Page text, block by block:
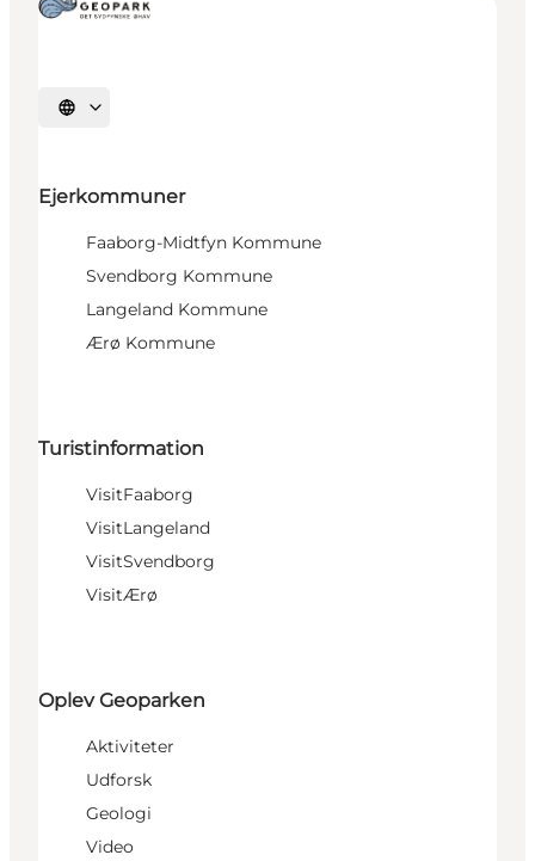
Vælg sprog
Ejerkommuner
Faaborg-Midtfyn Kommune
Svendborg Kommune
Langeland Kommune
Ærø Kommune
Turistinformation
VisitFaaborg
VisitLangeland
VisitSvendborg
VisitÆrø
Oplev Geoparken
Aktiviteter
Udforsk
Geologi
Video